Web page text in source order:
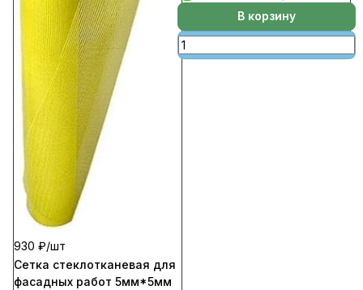
930 ₽/шт
Сетка стеклотканевая для
фасадных работ 5мм*5мм
В корзину